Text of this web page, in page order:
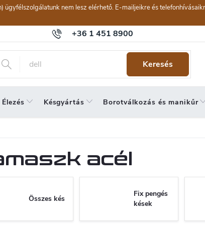
nem lesz elérhető. E-mailjeikre és
+36 1 451 8900
értékelése Általános szerződési feltételek
Keresés
Élezés Késgyártás Borotválkozás és manikűr
acél
Összes kés
Fix pengés
kések